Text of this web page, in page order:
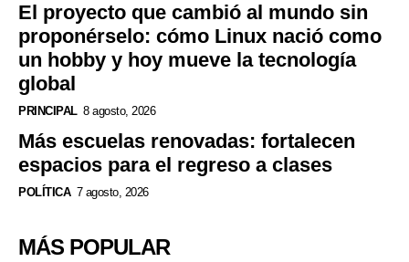
El proyecto que cambió al mundo sin
proponérselo: cómo Linux nació como
un hobby y hoy mueve la tecnología
global
PRINCIPAL 8 agosto, 2026
Más escuelas renovadas: fortalecen
espacios para el regreso a clases
POLÍTICA 7 agosto, 2026
MÁS POPULAR